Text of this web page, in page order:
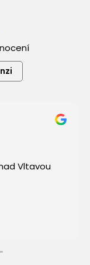
Křížová, Týn nad Vltavou